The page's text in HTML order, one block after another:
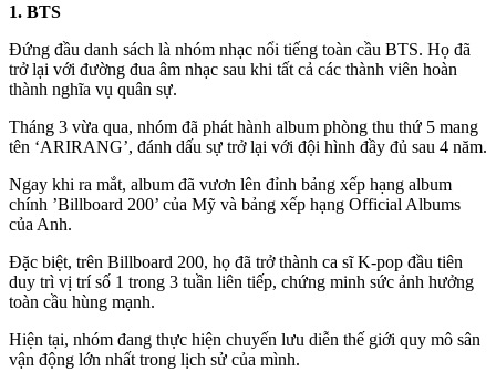
1. BTS
Đứng đầu danh sách là nhóm nhạc nổi tiếng toàn cầu BTS. Họ đã
trở lại với đường đua âm nhạc sau khi tất cả các thành viên hoàn
thành nghĩa vụ quân sự.
Tháng 3 vừa qua, nhóm đã phát hành album phòng thu thứ 5 mang
tên ‘ARIRANG’, đánh dấu sự trở lại với đội hình đầy đủ sau 4 năm.
Ngay khi ra mắt, album đã vươn lê‌n đỉn‌h bảng xếp hạng album
chính ’Billboard 200’ của Mỹ và bảng xếp hạng Official Albums
của Anh.
Đặc biệt, trên Billboard 200, họ đã trở thành ca sĩ K-pop đầu tiên
duy trì vị trí số 1 trong 3 tuần liên tiếp, chứng minh sức ảnh hưởng
toàn cầu hùng mạnh.
Hiện tại, nhóm đang thực hiện chuyến lưu diễn thế giới quy mô sân
vận động lớn nhất trong lịch sử của mình.